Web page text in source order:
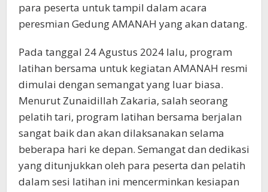
para peserta untuk tampil dalam acara
peresmian Gedung AMANAH yang akan datang.
Pada tanggal 24 Agustus 2024 lalu, program
latihan bersama untuk kegiatan AMANAH resmi
dimulai dengan semangat yang luar biasa.
Menurut Zunaidillah Zakaria, salah seorang
pelatih tari, program latihan bersama berjalan
sangat baik dan akan dilaksanakan selama
beberapa hari ke depan. Semangat dan dedikasi
yang ditunjukkan oleh para peserta dan pelatih
dalam sesi latihan ini mencerminkan kesiapan